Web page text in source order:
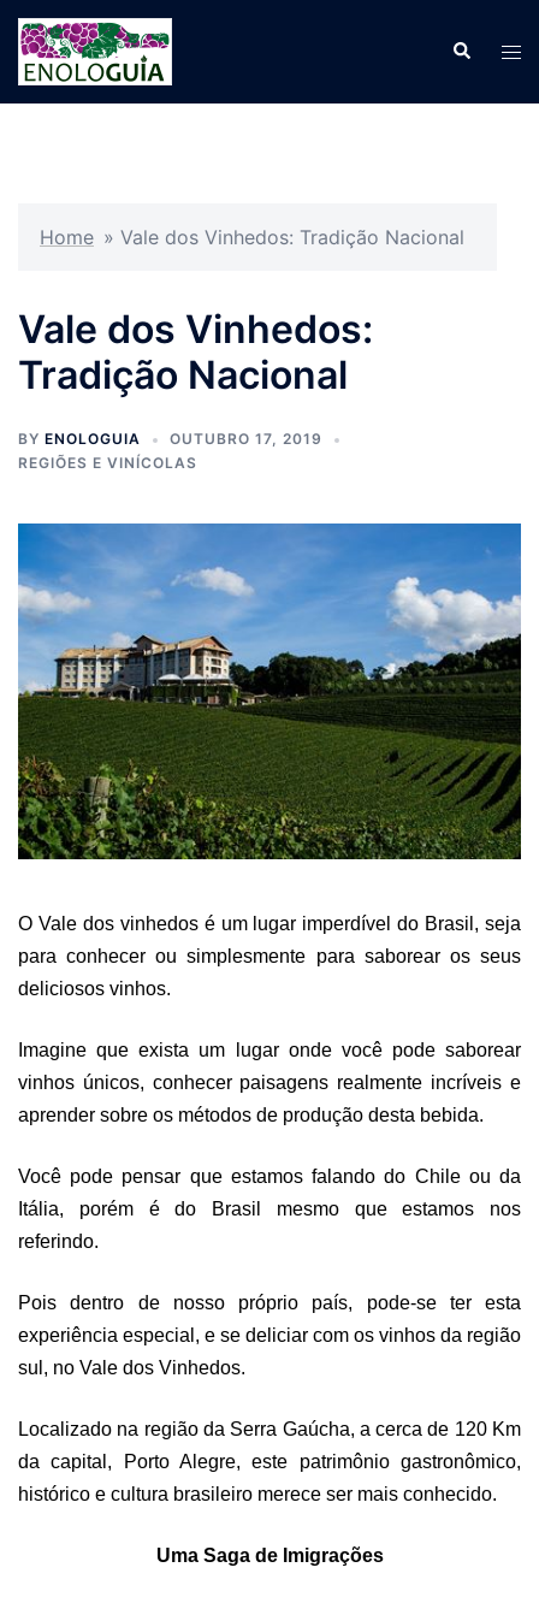
Pular
para
conteúdo
Search
Home » Vale dos Vinhedos: Tradição Nacional
Vale dos Vinhedos:
Tradição Nacional
BY ENOLOGUIA
OUTUBRO 17, 2019
REGIÕES E VINÍCOLAS
O Vale dos vinhedos é um lugar imperdível do Brasil, seja
para conhecer ou simplesmente para saborear os seus
deliciosos vinhos.
Imagine que exista um lugar onde você pode saborear
vinhos únicos, conhecer paisagens realmente incríveis e
aprender sobre os métodos de produção desta bebida.
Você pode pensar que estamos falando do Chile ou da
Itália, porém é do Brasil mesmo que estamos nos
referindo.
Pois dentro de nosso próprio país, pode-se ter esta
experiência especial, e se deliciar com os vinhos da região
sul, no Vale dos Vinhedos.
Localizado na região da Serra Gaúcha, a cerca de 120 Km
da capital, Porto Alegre, este patrimônio gastronômico,
histórico e cultura brasileiro merece ser mais conhecido.
Uma Saga de Imigrações